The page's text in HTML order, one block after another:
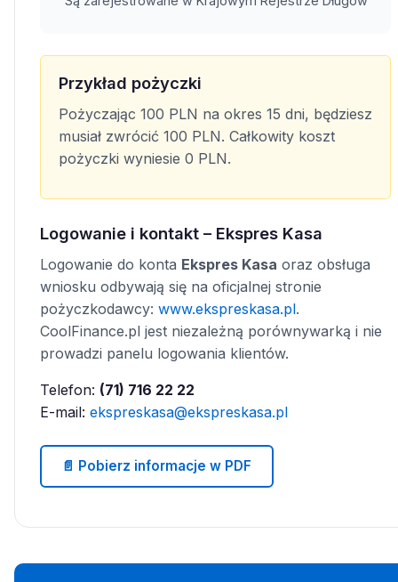
Przykład pożyczki
Pożyczając 100 PLN na okres 15 dni, będziesz
musiał zwrócić 100 PLN. Całkowity koszt
pożyczki wyniesie 0 PLN.
Logowanie i kontakt – Ekspres Kasa
Logowanie do konta Ekspres Kasa oraz obsługa
wniosku odbywają się na oficjalnej stronie
pożyczkodawcy: www.ekspreskasa.pl.
CoolFinance.pl jest niezależną porównywarką i nie
prowadzi panelu logowania klientów.
Telefon: (71) 716 22 22
E-mail: ekspreskasa@ekspreskasa.pl
📄 Pobierz informacje w PDF